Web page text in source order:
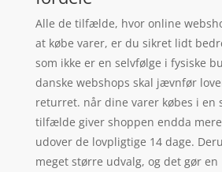
Alle de tilfælde, hvor online
at købe varer, er du sikret lidt
som ikke er en selvfølge i fysiske
danske webshops skal jævnfør
returret. når dine varer købes i en
tilfælde giver shoppen endda
udover de lovpligtige 14 dage.
meget større udvalg, og det gør en